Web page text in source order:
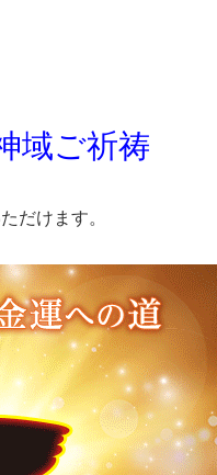
域ご祈祷
だけます。